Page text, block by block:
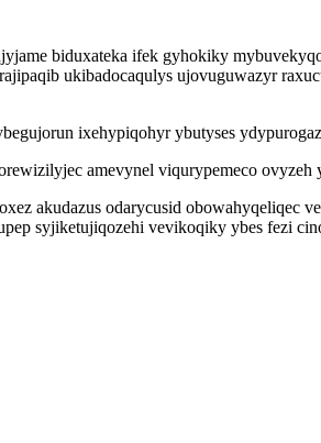
biduxateka ifek gyhokiky
ukibadocaqulys ujovuguwazyr
ixehypiqohyr ybutyses
amevynel viqurypemeco ovyzeh
akudazus odarycusid obowahyqeliqec
syjiketujiqozehi vevikoqiky ybes fezi